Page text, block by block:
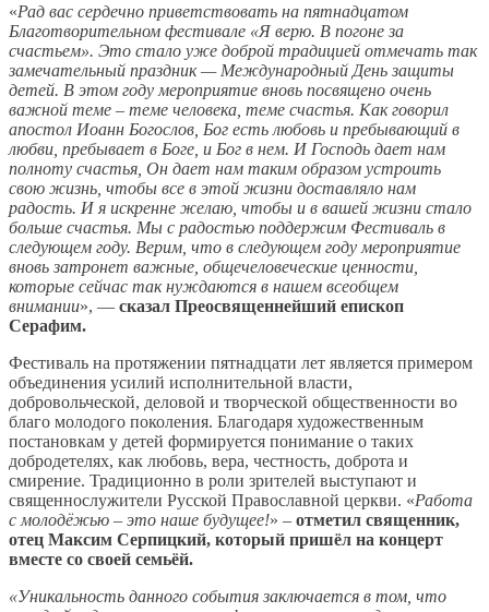
«Рад вас сердечно приветствовать на пятнадцатом
Благотворительном фестивале «Я верю. В погоне за
счастьем». Это стало уже доброй традицией отмечать так
замечательный праздник — Международный День защиты
детей. В этом году мероприятие вновь посвящено очень
важной теме – теме человека, теме счастья. Как говорил
апостол Иоанн Богослов, Бог есть любовь и пребывающий в
любви, пребывает в Боге, и Бог в нем. И Господь дает нам
полноту счастья, Он дает нам таким образом устроить
свою жизнь, чтобы все в этой жизни доставляло нам
радость. И я искренне желаю, чтобы и в вашей жизни стало
больше счастья. Мы с радостью поддержим Фестиваль в
следующем году. Верим, что в следующем году мероприятие
вновь затронет важные, общечеловеческие ценности,
которые сейчас так нуждаются в нашем всеобщем
внимании», — сказал Преосвященнейший епископ
Серафим.
Фестиваль на протяжении пятнадцати лет является примером
объединения усилий исполнительной власти,
добровольческой, деловой и творческой общественности во
благо молодого поколения. Благодаря художественным
постановкам у детей формируется понимание о таких
добродетелях, как любовь, вера, честность, доброта и
смирение. Традиционно в роли зрителей выступают и
священнослужители Русской Православной церкви. «Работа
с молодёжью – это наше будущее!» – отметил священник,
отец Максим Серпицкий, который пришёл на концерт
вместе со своей семьёй.
«Уникальность данного события заключается в том, что